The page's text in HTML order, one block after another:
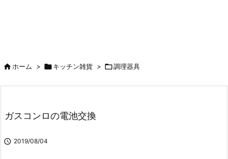
ホーム > キッチン雑貨 > 調理器具
ガスコンロの電池交換
 2019/08/04